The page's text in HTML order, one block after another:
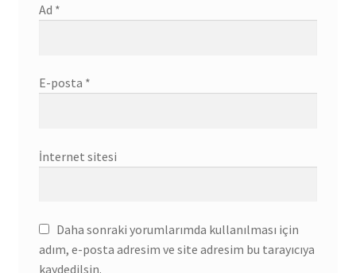
Ad *
E-posta *
İnternet sitesi
Daha sonraki yorumlarımda kullanılması için
adım, e-posta adresim ve site adresim bu tarayıcıya
kaydedilsin.